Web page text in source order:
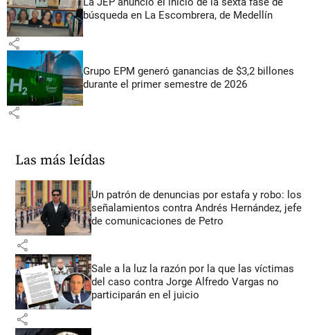
búsqueda en La Escombrera, de Medellín
share
Grupo EPM generó ganancias de $3,2 billones
durante el primer semestre de 2026
share
Las más leídas
Un patrón de denuncias por estafa y robo: los
señalamientos contra Andrés Hernández, jefe
de comunicaciones de Petro
share
Sale a la luz la razón por la que las víctimas
del caso contra Jorge Alfredo Vargas no
participarán en el juicio
share